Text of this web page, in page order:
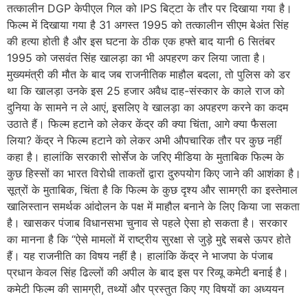
तत्कालीन DGP केपीएल गिल को IPS बिट्‌टा के तौर पर दिखाया गया है।
फिल्म में दिखाया गया है 31 अगस्त 1995 को तत्कालीन सीएम बेअंत सिंह
की हत्या होती है और इस घटना के ठीक एक हफ्ते बाद यानी 6 सितंबर
1995 को जसवंत सिंह खालड़ा का भी अपहरण कर लिया जाता है।
मुख्यमंत्री की मौत के बाद जब राजनीतिक माहौल बदला, तो पुलिस को डर
था कि खालड़ा उनके इस 25 हजार अवैध दाह-संस्कार के काले राज को
दुनिया के सामने न ले आएं, इसलिए वे खालड़ा का अपहरण करने का कदम
उठाते हैं। फिल्म हटाने को लेकर केंद्र की क्या चिंता, आगे क्या फैसला
लिया? केंद्र ने फिल्म हटाने को लेकर अभी औपचारिक तौर पर कुछ नहीं
कहा है। हालांकि सरकारी सोर्सेज के जरिए मीडिया के मुताबिक फिल्म के
कुछ हिस्सों का भारत विरोधी ताकतों द्वारा दुरुपयोग किए जाने की आशंका है।
सूत्रों के मुताबिक, चिंता है कि फिल्म के कुछ दृश्य और सामग्री का इस्तेमाल
खालिस्तान समर्थक आंदोलन के पक्ष में माहौल बनाने के लिए किया जा सकता
है। खासकर पंजाब विधानसभा चुनाव से पहले ऐसा हो सकता है। सरकार
का मानना है कि “ऐसे मामलों में राष्ट्रीय सुरक्षा से जुड़े मुद्दे सबसे ऊपर होते
हैं। यह राजनीति का विषय नहीं है। हालांकि केंद्र ने भाजपा के पंजाब
प्रधान केवल सिंह ढिल्लों की अपील के बाद इस पर रिव्यू कमेटी बनाई है।
कमेटी फिल्म की सामग्री, तथ्यों और प्रस्तुत किए गए विषयों का अध्ययन